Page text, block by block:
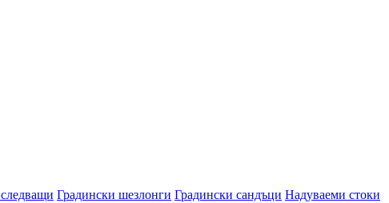
Градински шезлонги Градински сандъци Надуваеми стоки